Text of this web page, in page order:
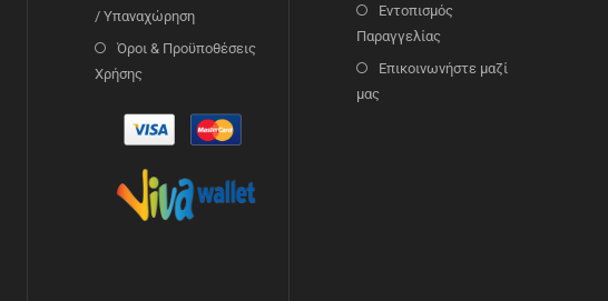
/ Υπαναχώρηση
Όροι & Προϋποθέσεις
Χρήσης
Εντοπισμός
Παραγγελίας
Επικοινωνήστε μαζί
μας